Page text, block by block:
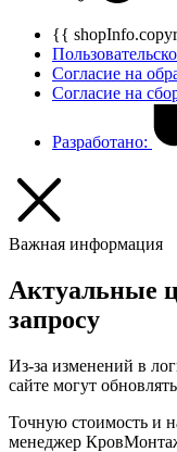
{{
Согласие на
Согласие на
Разработано:
Важная информация
Актуальные
запросу
Из-за изменений в
сайте могут
Точную стоимость и
менеджер